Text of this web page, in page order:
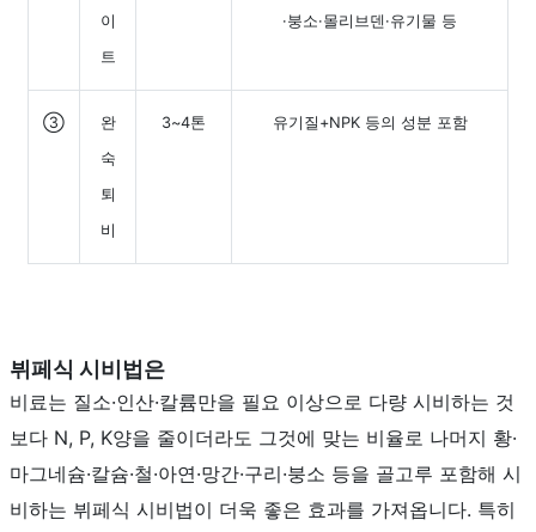
이
트
·붕소·몰리브덴·유기물 등
③
완
숙
퇴
비
3~4톤 유기질+NPK 등의 성분 포함
뷔페식 시비법은
비료는 질소·인산·칼륨만을 필요 이상으로 다량 시비하는 것
보다 N, P, K양을 줄이더라도 그것에 맞는 비율로 나머지 황·
마그네슘·칼슘·철·아연·망간·구리·붕소 등을 골고루 포함해 시
비하는 뷔페식 시비법이 더욱 좋은 효과를 가져옵니다. 특히